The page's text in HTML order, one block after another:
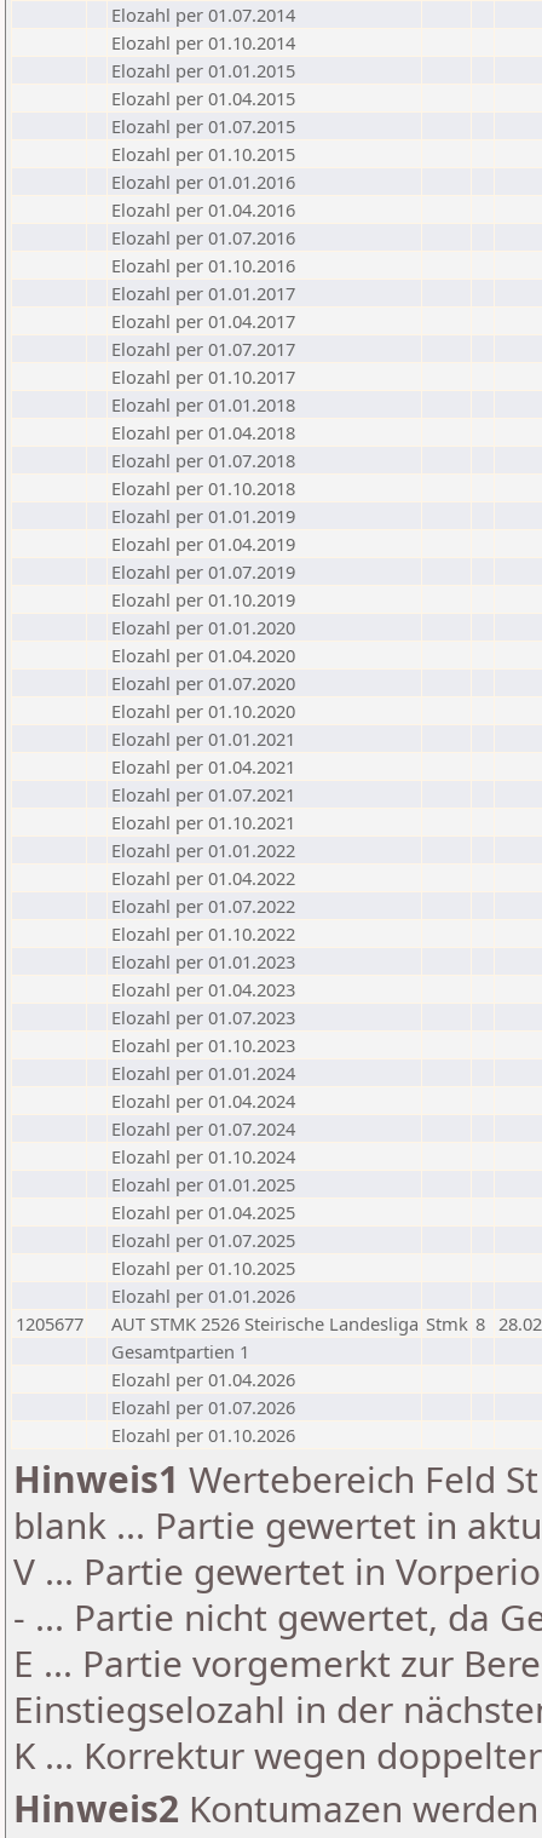
Elozahl per 01.07.2014
Elozahl per 01.10.2014
Elozahl per 01.01.2015
Elozahl per 01.04.2015
Elozahl per 01.07.2015
Elozahl per 01.10.2015
Elozahl per 01.01.2016
Elozahl per 01.04.2016
Elozahl per 01.07.2016
Elozahl per 01.10.2016
Elozahl per 01.01.2017
Elozahl per 01.04.2017
Elozahl per 01.07.2017
Elozahl per 01.10.2017
Elozahl per 01.01.2018
Elozahl per 01.04.2018
Elozahl per 01.07.2018
Elozahl per 01.10.2018
Elozahl per 01.01.2019
Elozahl per 01.04.2019
Elozahl per 01.07.2019
Elozahl per 01.10.2019
Elozahl per 01.01.2020
Elozahl per 01.04.2020
Elozahl per 01.07.2020
Elozahl per 01.10.2020
Elozahl per 01.01.2021
Elozahl per 01.04.2021
Elozahl per 01.07.2021
Elozahl per 01.10.2021
Elozahl per 01.01.2022
Elozahl per 01.04.2022
Elozahl per 01.07.2022
Elozahl per 01.10.2022
Elozahl per 01.01.2023
Elozahl per 01.04.2023
Elozahl per 01.07.2023
Elozahl per 01.10.2023
Elozahl per 01.01.2024
Elozahl per 01.04.2024
Elozahl per 01.07.2024
Elozahl per 01.10.2024
Elozahl per 01.01.2025
Elozahl per 01.04.2025
Elozahl per 01.07.2025
Elozahl per 01.10.2025
Elozahl per 01.01.2026
1205677
AUT STMK 2526 Steirische Landesliga Stmk 8
Gesamtpartien 1
Elozahl per 01.04.2026
Elozahl per 01.07.2026
Elozahl per 01.10.2026
Hinweis1 Wertebereich Feld
blank ... Partie gewertet in
V ... Partie gewertet in
- ... Partie nicht gewertet, da
E ... Partie vorgemerkt zur
Einstiegselozahl in der
K ... Korrektur wegen
Hinweis2 Kontumazen